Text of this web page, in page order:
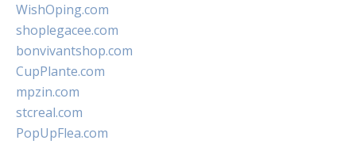
WishOping.com
shoplegacee.com
bonvivantshop.com
CupPlante.com
mpzin.com
stcreal.com
PopUpFlea.com